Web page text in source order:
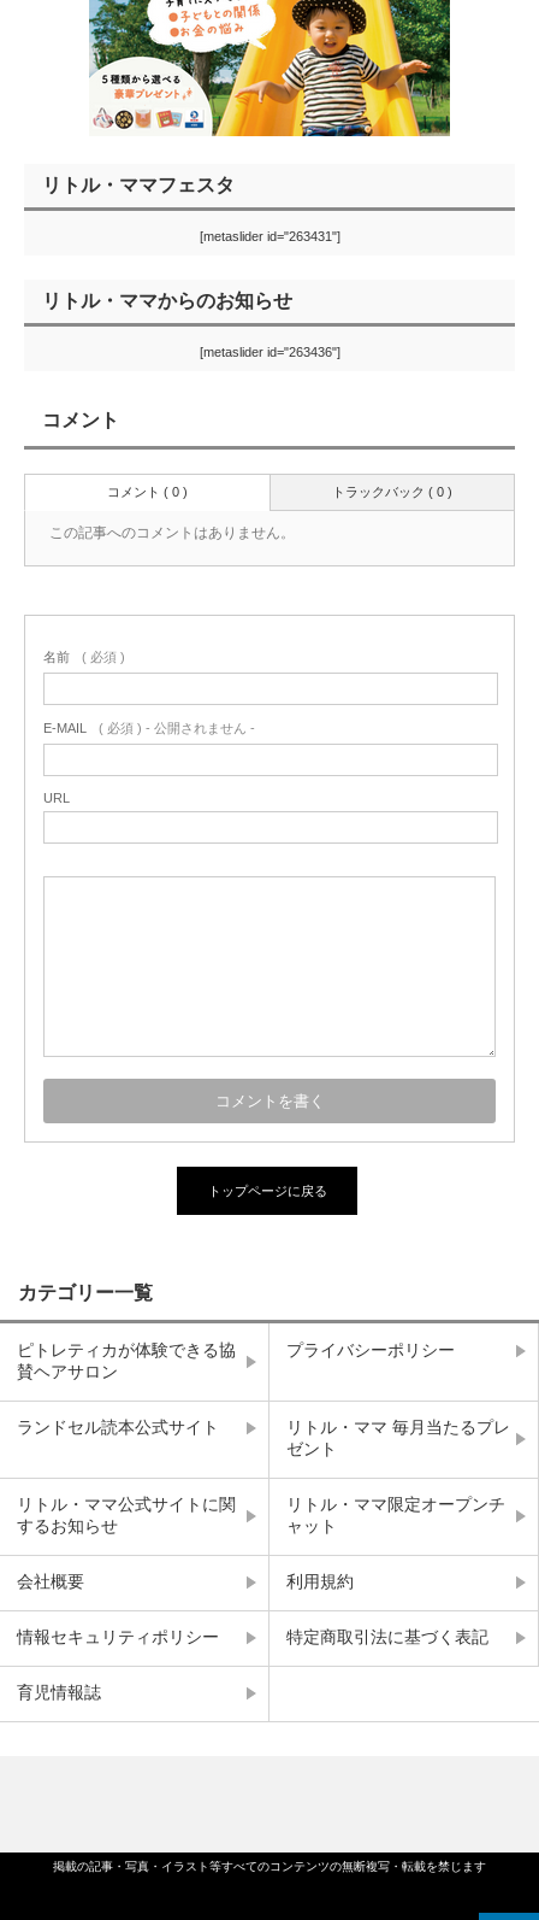
リトル・ママフェスタ
[metaslider id="263431"]
リトル・ママからのお知らせ
[metaslider id="263436"]
コメント
トラックバック ( 0 )
コメント ( 0 )
この記事へのコメントはありません。
名前 ( 必須 )
E-MAIL ( 必須 ) - 公開されません -
URL
トップページに戻る
カテゴリー一覧
ピトレティカが体験できる協
賛ヘアサロン
プライバシーポリシー
ランドセル読本公式サイト
リトル・ママ 毎月当たるプレ
ゼント
リトル・ママ公式サイトに関
するお知らせ
リトル・ママ限定オープンチ
ャット
会社概要 利用規約
情報セキュリティポリシー 特定商取引法に基づく表記
育児情報誌
掲載の記事・写真・イラスト等すべてのコンテンツの無断複写・転載を禁じます